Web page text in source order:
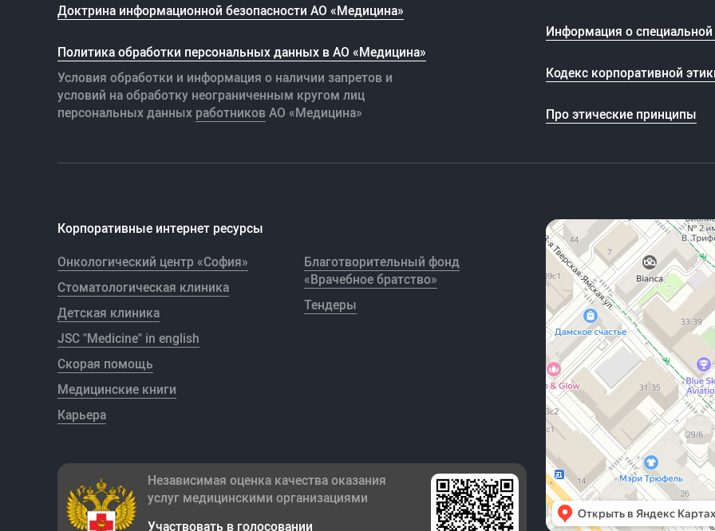
Доктрина информационной безопасности АО «Медицина»
Политика обработки персональных данных в АО «Медицина»
Условия обработки и информация о наличии запретов и
условий на обработку неограниченным кругом лиц
персональных данных работниковАО «Медицина»
Информация о
Кодекс корпоративной
Про этические принципы
Корпоративные интернет ресурсы
Онкологический центр «София»
Стоматологическая клиника
Детская клиника
JSC "Medicine" in english
Скорая помощь
Благотворительный фонд
«Врачебное братство»
Тендеры
Медицинские книги
Карьера
Независимая оценка качества оказания
услуг медицинскими организациями
Участвовать в голосовании